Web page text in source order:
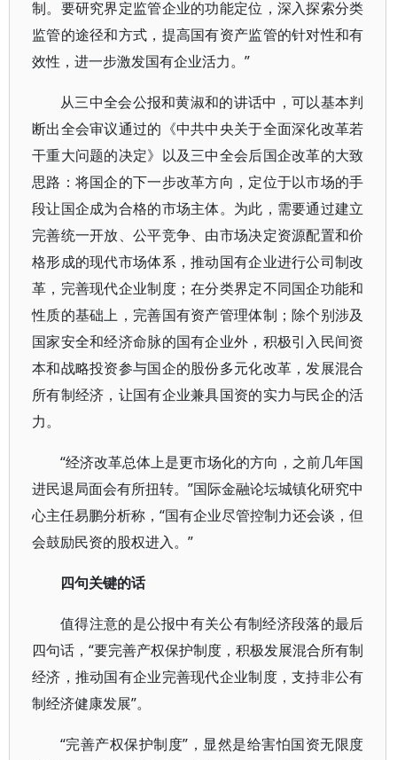
制。要研究界定监管企业的功能定位，深入探索分类
监管的途径和方式，提高国有资产监管的针对性和有
效性，进一步激发国有企业活力。”
从三中全会公报和黄淑和的讲话中，可以基本判
断出全会审议通过的《中共中央关于全面深化改革若
干重大问题的决定》以及三中全会后国企改革的大致
思路：将国企的下一步改革方向，定位于以市场的手
段让国企成为合格的市场主体。为此，需要通过建立
完善统一开放、公平竞争、由市场决定资源配置和价
格形成的现代市场体系，推动国有企业进行公司制改
革，完善现代企业制度；在分类界定不同国企功能和
性质的基础上，完善国有资产管理体制；除个别涉及
国家安全和经济命脉的国有企业外，积极引入民间资
本和战略投资参与国企的股份多元化改革，发展混合
所有制经济，让国有企业兼具国资的实力与民企的活
力。
“经济改革总体上是更市场化的方向，之前几年国
进民退局面会有所扭转。”国际金融论坛城镇化研究中
心主任易鹏分析称，“国有企业尽管控制力还会谈，但
会鼓励民资的股权进入。”
四句关键的话
值得注意的是公报中有关公有制经济段落的最后
四句话，“要完善产权保护制度，积极发展混合所有制
经济，推动国有企业完善现代企业制度，支持非公有
制经济健康发展”。
“完善产权保护制度”，显然是给害怕国资无限度